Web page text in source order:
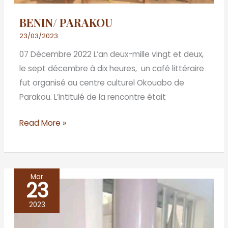
BENIN/ PARAKOU
23/03/2023
07 Décembre 2022 L’an deux-mille vingt et deux,
le sept décembre à dix heures, un café littéraire
fut organisé au centre culturel Okouabo de
Parakou. L’intitulé de la rencontre était
Read More »
Mar
23
2023
BÉNIN